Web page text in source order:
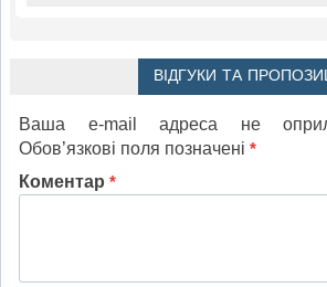
ВІДГУКИ ТА
Ваша e-mail адреса не
Обов’язкові поля позначені *
Коментар *